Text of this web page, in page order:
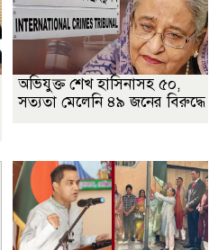
অভিযুক্ত শেখ হাসিনাসহ ৫০,
সত্যতা মেলেনি ৪৯ জনের বিরুদ্ধে